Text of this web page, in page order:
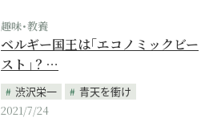
趣味･教養
ベルギー国王は｢エコノミックビー
スト｣？…
渋沢栄一
青天を衝け
2021/7/24